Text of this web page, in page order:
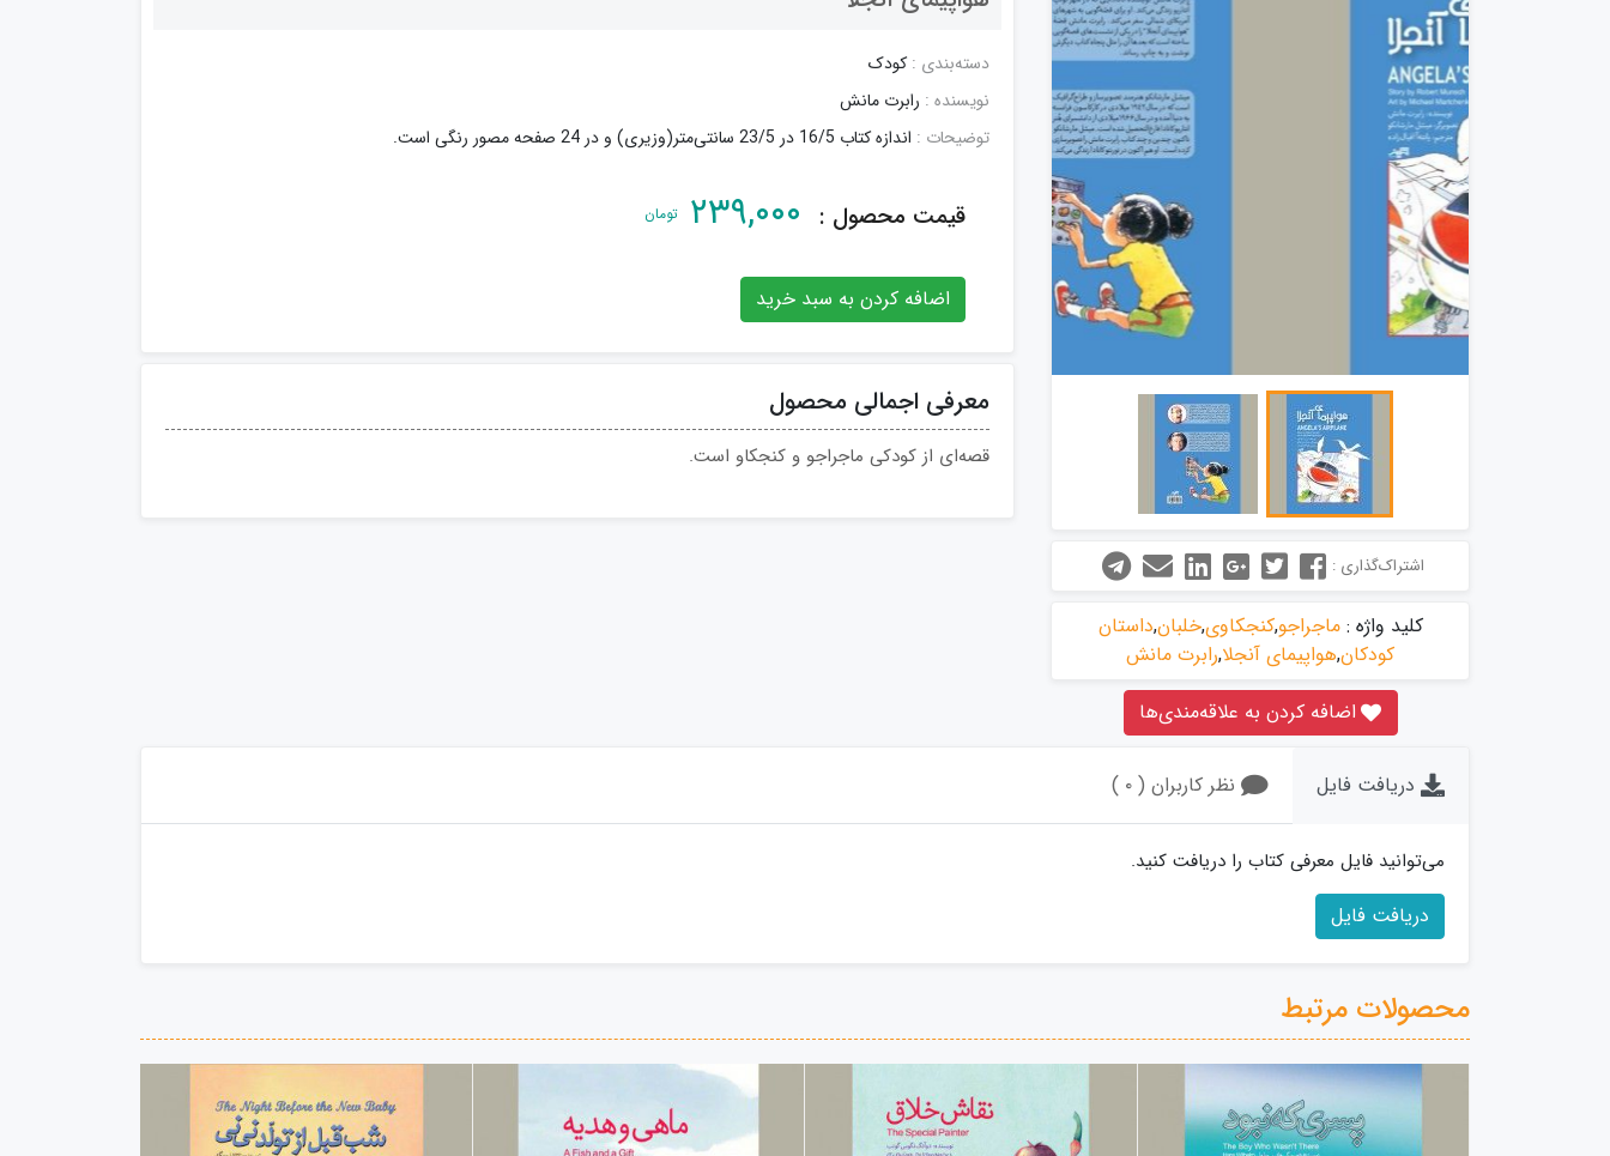
اشتراک‌گذاری :
کلید واژه : ماجراجو,کنجکاوی,خلبان,داستان
کودکان,هواپیمای آنجلا,رابرت مانش
اضافه کردن به علاقه‌مندی‌ها
دسته‌بندی : کودک
نویسنده : رابرت مانش
توضیحات : اندازه کتاب 16/5 در 23/5 سانتی‌متر(وزیری) و در 24 صفحه مصور رنگی است.
قیمت محصول : ۲۳۹,۰۰۰ تومان
اضافه کردن به سبد خرید
معرفی اجمالی محصول
قصه‌ای از کودکی ماجراجو و کنجکاو است.
دریافت فایل نظر کاربران ( ۰ )
می‌توانید فایل معرفی کتاب را دریافت کنید.
دریافت فایل
محصولات مرتبط